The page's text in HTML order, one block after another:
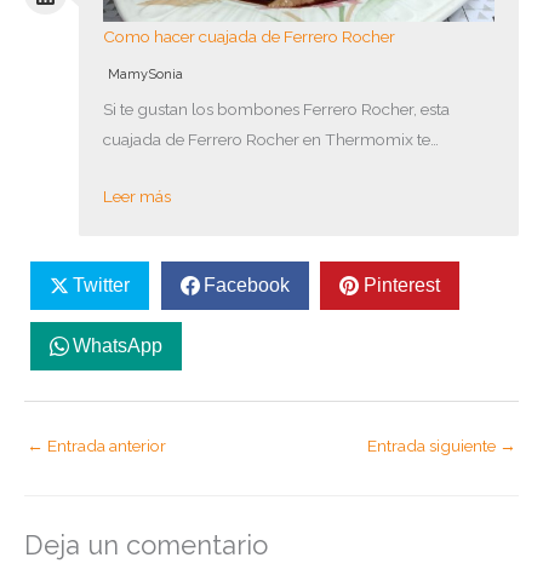
Como hacer cuajada de Ferrero Rocher
MamySonia
Si te gustan los bombones Ferrero Rocher, esta
cuajada de Ferrero Rocher en Thermomix te…
Leer más
Twitter Facebook Pinterest
WhatsApp
← Entrada anterior Entrada siguiente →
Deja un comentario